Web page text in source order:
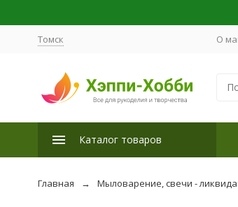
Томск О
Каталог товаров
Главная Мыловарение, свечи -